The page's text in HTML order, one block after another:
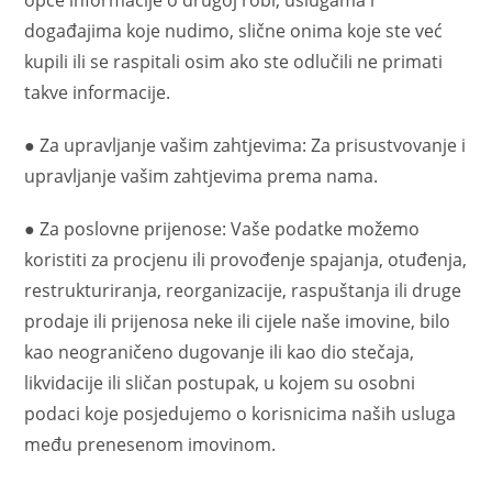
događajima koje nudimo, slične onima koje ste već
kupili ili se raspitali osim ako ste odlučili ne primati
takve informacije.
● Za upravljanje vašim zahtjevima: Za prisustvovanje i
upravljanje vašim zahtjevima prema nama.
● Za poslovne prijenose: Vaše podatke možemo
koristiti za procjenu ili provođenje spajanja, otuđenja,
restrukturiranja, reorganizacije, raspuštanja ili druge
prodaje ili prijenosa neke ili cijele naše imovine, bilo
kao neograničeno dugovanje ili kao dio stečaja,
likvidacije ili sličan postupak, u kojem su osobni
podaci koje posjedujemo o korisnicima naših usluga
među prenesenom imovinom.